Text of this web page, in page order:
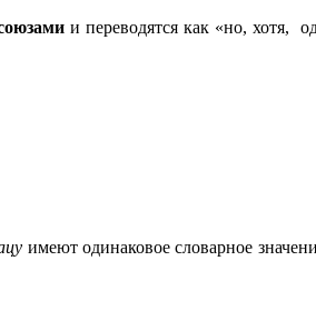
и переводятся как «но, хотя,
имеют одинаковое словарное